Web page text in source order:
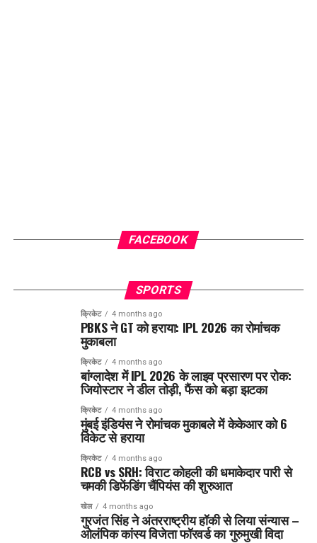
FACEBOOK
SPORTS
क्रिकेट 4 months ago
PBKS ने GT को हराया: IPL 2026 का रोमांचक
मुकाबला
क्रिकेट 4 months ago
बांग्लादेश में IPL 2026 के लाइव प्रसारण पर रोक:
जियोस्टार ने डील तोड़ी, फैंस को बड़ा झटका
क्रिकेट 4 months ago
मुंबई इंडियंस ने रोमांचक मुकाबले में केकेआर को 6
विकेट से हराया
क्रिकेट 4 months ago
RCB vs SRH: विराट कोहली की धमाकेदार पारी से
चमकी डिफेंडिंग चैंपियंस की शुरुआत
खेल 4 months ago
गुरजंत सिंह ने अंतरराष्ट्रीय हॉकी से लिया संन्यास –
ओलंपिक कांस्य विजेता फॉरवर्ड का गुरुमुखी विदा